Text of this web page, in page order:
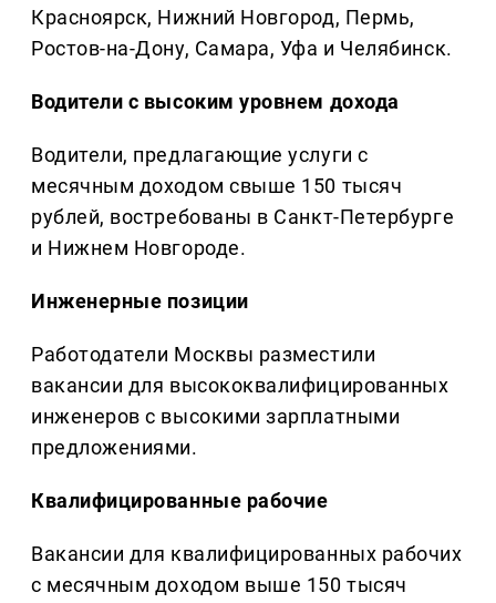
Красноярск, Нижний Новгород, Пермь,
Ростов-на-Дону, Самара, Уфа и Челябинск.
Водители с высоким уровнем дохода
Водители, предлагающие услуги с
месячным доходом свыше 150 тысяч
рублей, востребованы в Санкт-Петербурге
и Нижнем Новгороде.
Инженерные позиции
Работодатели Москвы разместили
вакансии для высококвалифицированных
инженеров с высокими зарплатными
предложениями.
Квалифицированные рабочие
Вакансии для квалифицированных рабочих
с месячным доходом выше 150 тысяч